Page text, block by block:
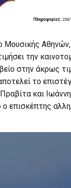
την
στην άκρως
το
και
επισκέπτης